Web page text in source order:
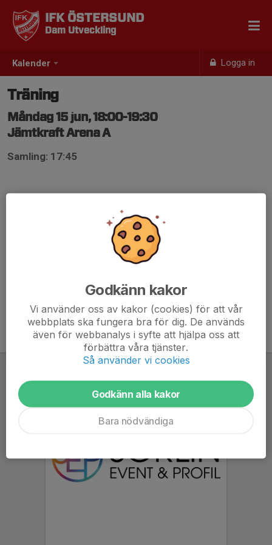
Kalender Logga in
IFK ÖSTERSUND
Dam Utveckling
Träning
Måndag 15 jun, 18:00-19:30
Jämtkraft Arena A
Samling: 17:45
Godkänn kakor
Vi använder oss av kakor (cookies) för att vår
webbplats ska fungera bra för dig. De används
även för webbanalys i syfte att hjälpa oss att
förbättra våra tjänster.
Så använder vi cookies
Godkänn alla kakor
Bara nödvändiga